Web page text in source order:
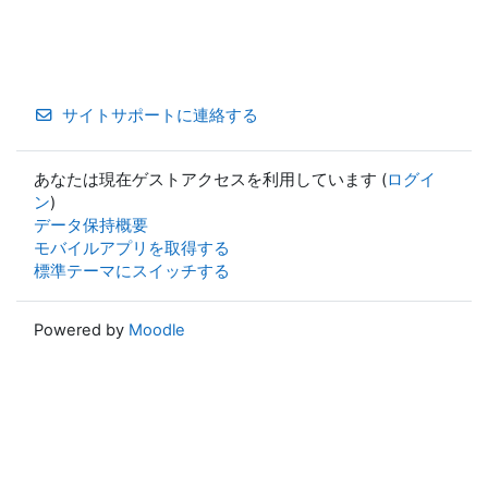
サイトサポートに連絡する
あなたは現在ゲストアクセスを利用しています (ログイ
ン)
データ保持概要
モバイルアプリを取得する
標準テーマにスイッチする
Powered by Moodle